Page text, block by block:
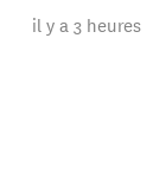
il y a 3 heures